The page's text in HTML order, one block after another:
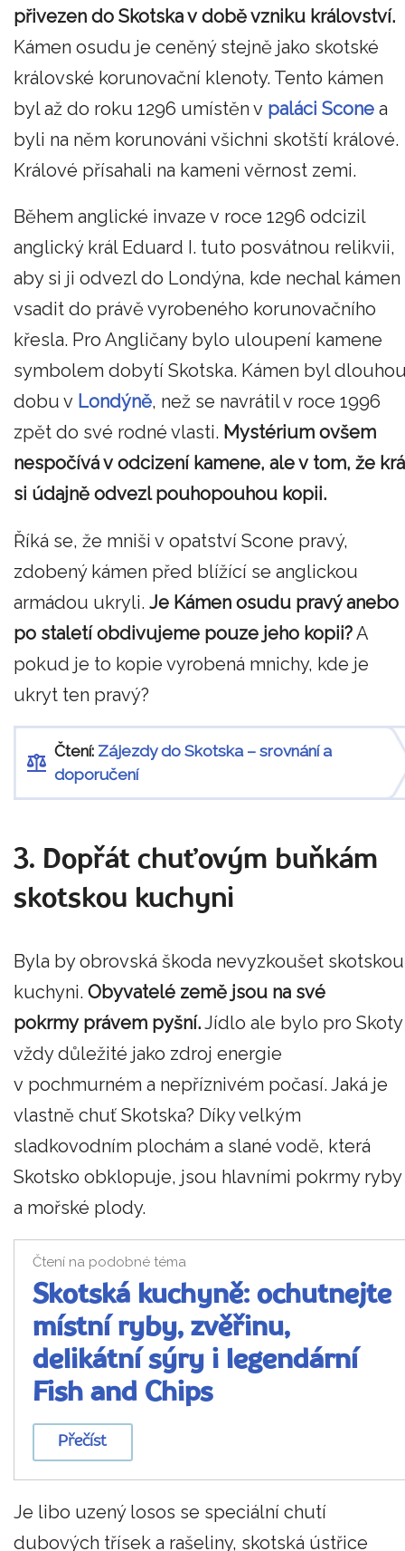
přivezen do Skotska v době vzniku království.
Kámen osudu je ceněný stejně jako skotské
královské korunovační klenoty. Tento kámen
byl až do roku 1296 umístěn v paláci Scone a
byli na něm korunováni všichni skotští králové.
Králové přísahali na kameni věrnost zemi.
Během anglické invaze v roce 1296 odcizil
anglický král Eduard I. tuto posvátnou relikvii,
aby si ji odvezl do Londýna, kde nechal kámen
vsadit do právě vyrobeného korunovačního
křesla. Pro Angličany bylo uloupení kamene
symbolem dobytí Skotska. Kámen byl
dobu v Londýně, než se navrátil v roce 1996
zpět do své rodné vlasti. Mystérium ovšem
nespočívá v odcizení kamene, ale v tom, že
si údajně odvezl pouhopouhou kopii.
Říká se, že mniši v opatství Scone pravý,
zdobený kámen před blížící se anglickou
armádou ukryli. Je Kámen osudu pravý anebo
po staletí obdivujeme pouze jeho kopii?A
pokud je to kopie vyrobená mnichy, kde je
ukryt ten pravý?
Čtení: Zájezdy do Skotska – srovnání a
doporučení
3. Dopřát chuťovým buňkám
skotskou kuchyni
Byla by obrovská škoda nevyzkoušet skotskou
kuchyni. Obyvatelé země jsou na své
pokrmy právem pyšní.Jídlo ale bylo pro Skoty
vždy důležité jako zdroj energie
v pochmurném a nepříznivém počasí. Jaká je
vlastně chuť Skotska? Díky velkým
sladkovodním plochám a slané vodě, která
Skotsko obklopuje, jsou hlavními pokrmy ryby
a mořské plody.
Čtení na podobné téma
Skotská kuchyně: ochutnejte
místní ryby, zvěřinu,
delikátní sýry i legendární
Fish and Chips
Přečíst
Je libo uzený losos se speciální chutí
dubových třísek a rašeliny, skotská ústřice